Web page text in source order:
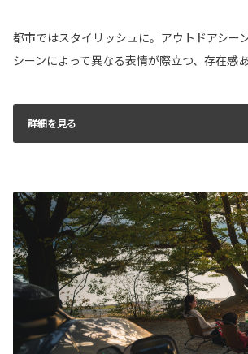
都市ではスタイリッシュに。アウトドアシー
シーンによって異なる表情が際立つ、存在感
詳細を見る